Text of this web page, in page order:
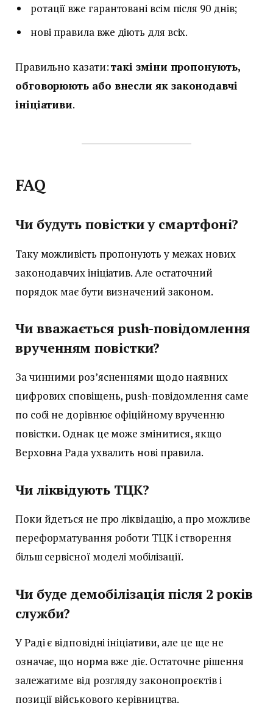
ротації вже гарантовані всім після 90 днів;
нові правила вже діють для всіх.
Правильно казати:такі зміни пропонують,
обговорюють або внесли як законодавчі
ініціативи.
FAQ
Чи будуть повістки у смартфоні?
Таку можливість пропонують у межах нових
законодавчих ініціатив. Але остаточний
порядок має бути визначений законом.
Чи вважається push-повідомлення
врученням повістки?
За чинними роз’ясненнями щодо наявних
цифрових сповіщень, push-повідомлення саме
по собі не дорівнює офіційному врученню
повістки. Однак це може змінитися, якщо
Верховна Рада ухвалить нові правила.
Чи ліквідують ТЦК?
Поки йдеться не про ліквідацію, а про можливе
переформатування роботи ТЦК і створення
більш сервісної моделі мобілізації.
Чи буде демобілізація після 2 років
служби?
У Раді є відповідні ініціативи, але це ще не
означає, що норма вже діє. Остаточне рішення
залежатиме від розгляду законопроєктів і
позиції військового керівництва.